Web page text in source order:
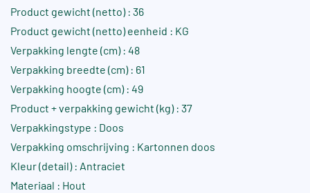
Product gewicht (netto) : 36
Product gewicht (netto) eenheid : KG
Verpakking lengte (cm) : 48
Verpakking breedte (cm) : 61
Verpakking hoogte (cm) : 49
Product + verpakking gewicht (kg) : 37
Verpakkingstype : Doos
Verpakking omschrijving : Kartonnen doos
Kleur (detail) : Antraciet
Materiaal : Hout